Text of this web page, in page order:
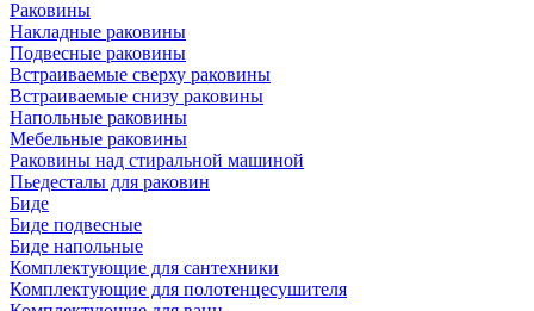
Раковины
Накладные раковины
Подвесные раковины
Встраиваемые сверху раковины
Встраиваемые снизу раковины
Напольные раковины
Мебельные раковины
Раковины над стиральной машиной
Пьедесталы для раковин
Биде
Биде подвесные
Биде напольные
Комплектующие для сантехники
Комплектующие для полотенцесушителя